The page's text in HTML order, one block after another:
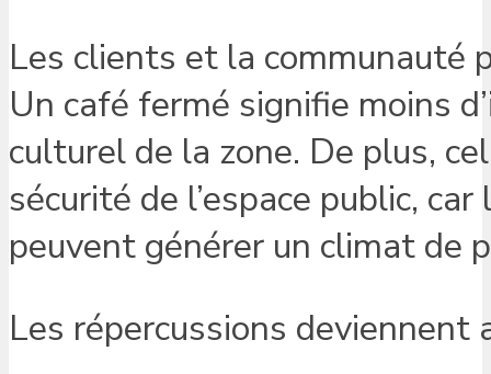
Les clients et la communauté
Un café fermé signifie moins
culturel de la zone. De plus,
sécurité de l’espace public,
peuvent générer un climat de
Les répercussions deviennent